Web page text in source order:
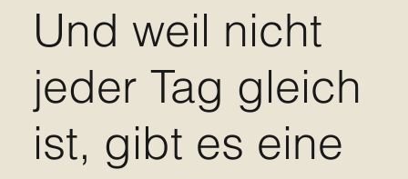
Und weil nicht
jeder Tag gleich
ist, gibt es eine